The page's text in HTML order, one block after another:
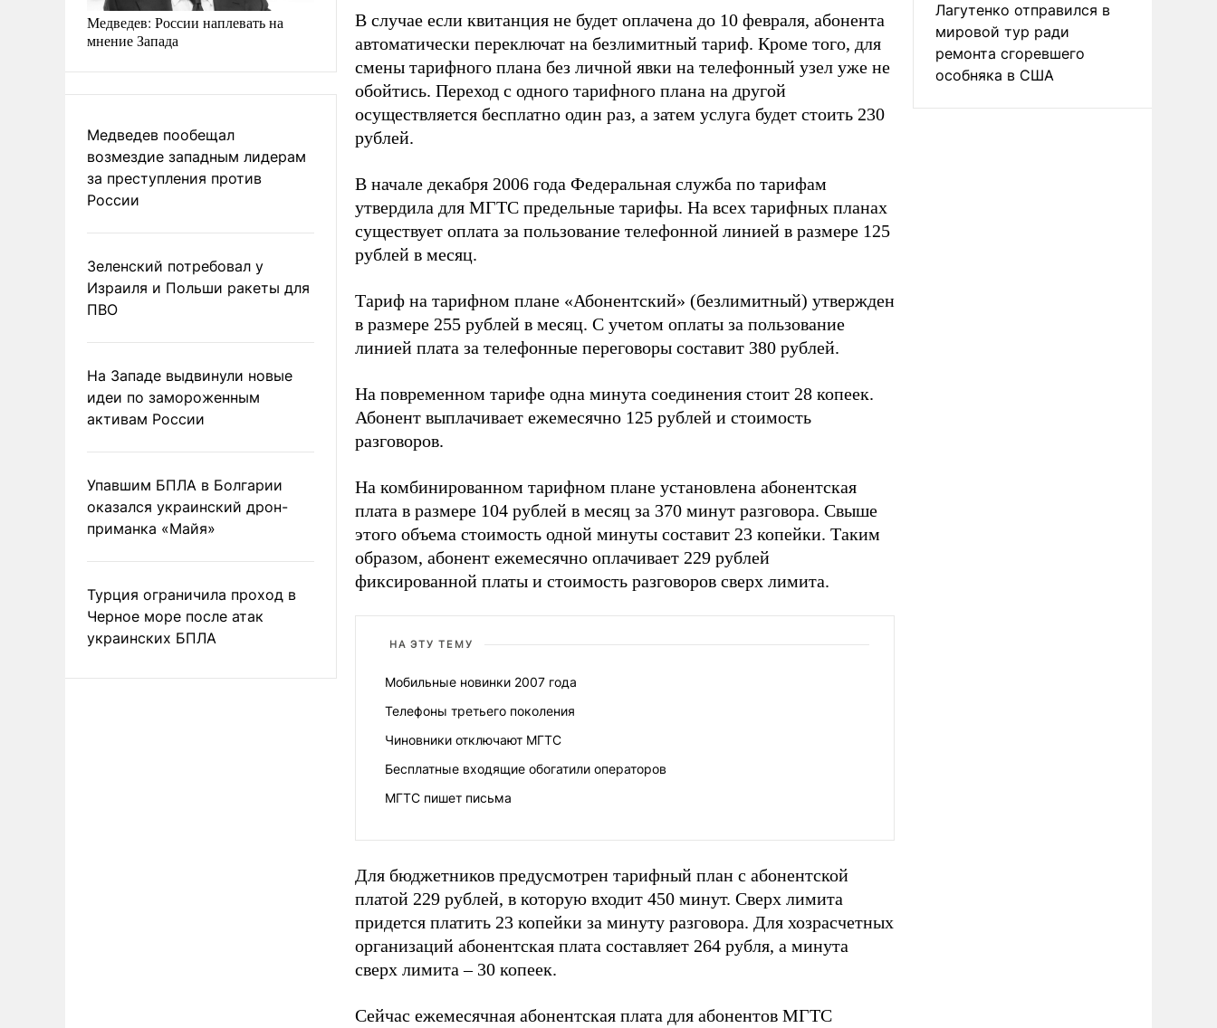
Медведев: России наплевать на
мнение Запада
Медведев пообещал
возмездие западным лидерам
за преступления против
России
Зеленский потребовал у
Израиля и Польши ракеты для
ПВО
На Западе выдвинули новые
идеи по замороженным
активам России
Упавшим БПЛА в Болгарии
оказался украинский дрон-
приманка «Майя»
Турция ограничила проход в
Черное море после атак
украинских БПЛА
В случае если квитанция не будет оплачена до 10 февраля, абонента
автоматически переключат на безлимитный тариф. Кроме того, для
смены тарифного плана без личной явки на телефонный узел уже не
обойтись. Переход с одного тарифного плана на другой
осуществляется бесплатно один раз, а затем услуга будет стоить 230
рублей.
В начале декабря 2006 года Федеральная служба по тарифам
утвердила для МГТС предельные тарифы. На всех тарифных планах
существует оплата за пользование телефонной линией в размере 125
рублей в месяц.
Тариф на тарифном плане «Абонентский» (безлимитный) утвержден
в размере 255 рублей в месяц. С учетом оплаты за пользование
линией плата за телефонные переговоры составит 380 рублей.
На повременном тарифе одна минута соединения стоит 28 копеек.
Абонент выплачивает ежемесячно 125 рублей и стоимость
разговоров.
На комбинированном тарифном плане установлена абонентская
плата в размере 104 рублей в месяц за 370 минут разговора. Свыше
этого объема стоимость одной минуты составит 23 копейки. Таким
образом, абонент ежемесячно оплачивает 229 рублей
фиксированной платы и стоимость разговоров сверх лимита.
НА ЭТУ ТЕМУ
Мобильные новинки 2007 года
Телефоны третьего поколения
Чиновники отключают МГТС
Бесплатные входящие обогатили операторов
МГТС пишет письма
Для бюджетников предусмотрен тарифный план с абонентской
платой 229 рублей, в которую входит 450 минут. Сверх лимита
придется платить 23 копейки за минуту разговора. Для хозрасчетных
организаций абонентская плата составляет 264 рубля, а минута
сверх лимита – 30 копеек.
Сейчас ежемесячная абонентская плата для абонентов МГТС
Лагутенко отправился в
мировой тур ради
ремонта сгоревшего
особняка в США